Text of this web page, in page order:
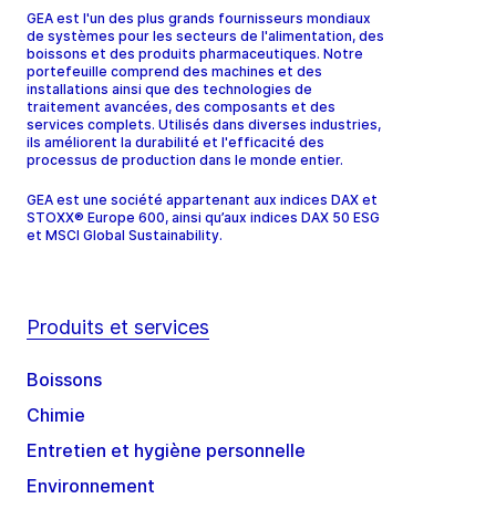
GEA est l'un des plus grands fournisseurs mondiaux
de systèmes pour les secteurs de l'alimentation, des
boissons et des produits pharmaceutiques. Notre
portefeuille comprend des machines et des
installations ainsi que des technologies de
traitement avancées, des composants et des
services complets. Utilisés dans diverses industries,
ils améliorent la durabilité et l'efficacité des
processus de production dans le monde entier.
GEA est une société appartenant aux indices DAX et
STOXX® Europe 600, ainsi qu’aux indices DAX 50 ESG
et MSCI Global Sustainability.
Produits et services
Boissons
Chimie
Entretien et hygiène personnelle
Environnement